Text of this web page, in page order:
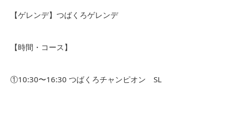
【ゲレンデ】つばくろゲレンデ
【時間・コース】
①10:30〜16:30 つばくろチャンピオン SL